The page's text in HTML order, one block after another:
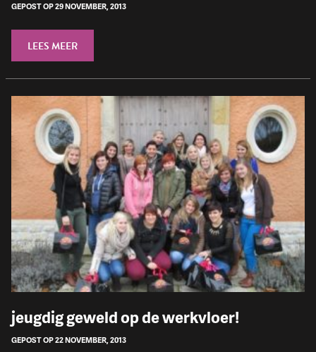
GEPOST OP 29 NOVEMBER, 2013
LEES MEER
jeugdig geweld op de werkvloer!
GEPOST OP 22 NOVEMBER, 2013